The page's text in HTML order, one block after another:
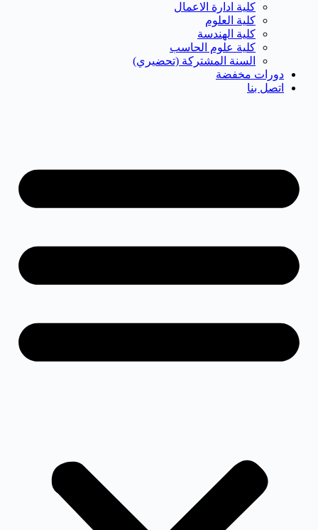
كلية ادارة الاعمال
كلية العلوم
كلية الهندسة
كلية علوم الحاسب
السنة المشتركة (تحضيري)
دورات مخفضة
اتصل بنا